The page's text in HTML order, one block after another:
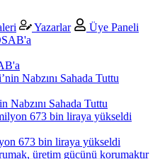
Yazarlar Üye Paneli
Nabzını Sahada Tuttu
673 bin liraya yükseldi